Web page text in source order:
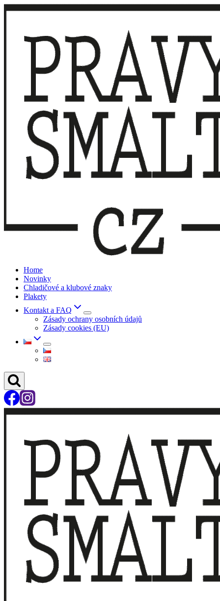
Home
Novinky
Chladičové a klubové znaky
Plakety
Kontakt a FAQ
Zásady ochrany osobních údajů
Zásady cookies (EU)